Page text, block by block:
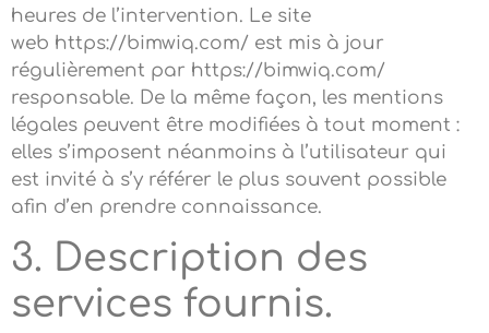
heures de l’intervention. Le site
web https://bimwiq.com/ est mis à jour
régulièrement par https://bimwiq.com/
responsable. De la même façon, les mentions
légales peuvent être modifiées à tout moment :
elles s’imposent néanmoins à l’utilisateur qui
est invité à s’y référer le plus souvent possible
afin d’en prendre connaissance.
3. Description des
services fournis.